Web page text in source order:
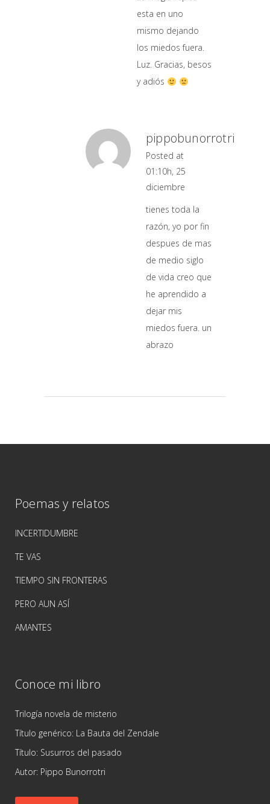
esta en uno
mismo dejando
los miedos fuera.
Luz. Gracias, besos
y adiós
pippobunorrotri
Posted at
01:10h, 25
diciembre
tienes toda la
razón, yo por fin
despues de mas
de medio siglo
de vida creo que
he aprendido a
dejar mis
miedos fuera. un
abrazo
Poemas y relatos
INCERTIDUMBRE
TE VAS
TIEMPO SIN FRONTERAS
PERO AUN ASÍ
AMANTES
Conoce mi libro
Trilogía novela de misterio
Título genérico: La Bauta del Zendale
Título: Susurros del pasado
Autor: Pippo Bunorrotri